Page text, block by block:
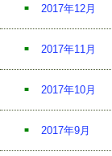
2017年12月
2017年11月
2017年10月
2017年9月